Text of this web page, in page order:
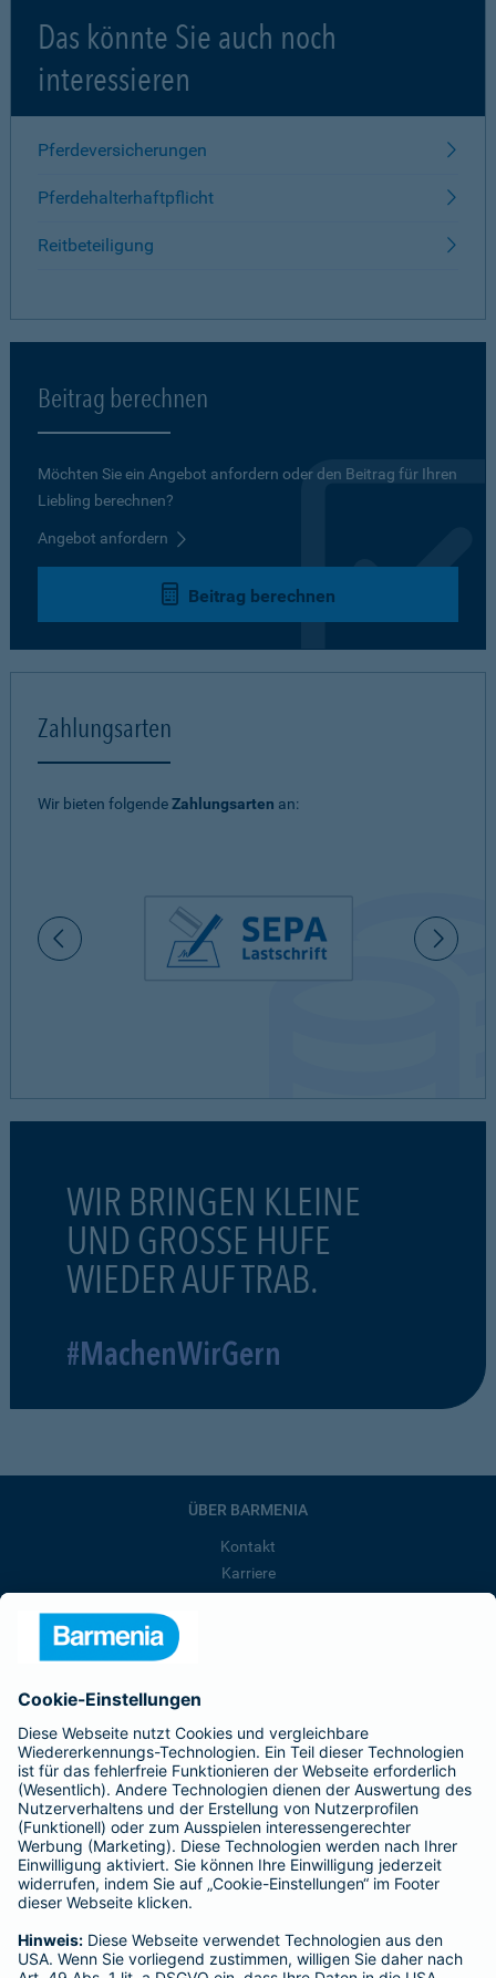
Das könnte Sie auch noch
interessieren
Pferdeversicherungen
Pferdehalterhaftpflicht
Reitbeteiligung
Beitrag berechnen
Möchten Sie ein Angebot anfordern oder den Beitrag für Ihren
Liebling berechnen?
Angebot anfordern
Beitrag berechnen
Zahlungsarten
Wir bieten folgendeZahlungsarten an:
WIR BRINGEN KLEINE
UND GROSSE HUFE
WIEDER AUF TRAB.
#MachenWirGern
ÜBER BARMENIA
Kontakt
Karriere
Barmenia ist Teil der BarmeniaGothaer
BELIEBTE SEITEN
Kranken-Zusatzversicherung
Tierversicherungen
Haftpflichtversicherung
Hausratversicherung
Adresse ändern